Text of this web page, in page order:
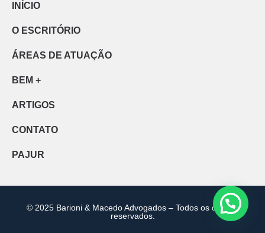
INÍCIO
O ESCRITÓRIO
ÁREAS DE ATUAÇÃO
BEM +
ARTIGOS
CONTATO
PAJUR
© 2025 Barioni & Macedo Advogados – Todos os direitos
reservados.